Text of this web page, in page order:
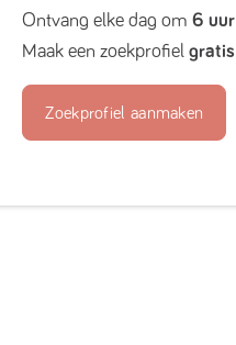
Ontvang elke dag om6 uur
Maak een zoekprofielgratis
Zoekprofiel aanmaken